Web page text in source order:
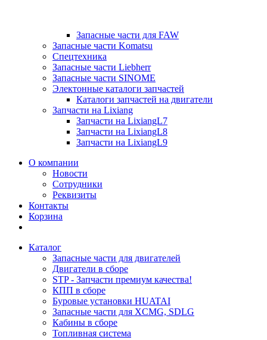
Запасные части для FAW
Запасные части Komatsu
Спецтехника
Запасные части Liebherr
Запасные части SINOME
Электонные каталоги запчастей
Каталоги запчастей на двигатели
Запчасти на Lixiang
Запчасти на LixiangL7
Запчасти на LixiangL8
Запчасти на LixiangL9
О компании
Новости
Сотрудники
Реквизиты
Контакты
Корзина
Каталог
Запасные части для двигателей
Двигатели в сборе
STP - Запчасти премиум качества!
КПП в сборе
Буровые установки HUATAI
Запасные части для XCMG, SDLG
Кабины в сборе
Топливная система